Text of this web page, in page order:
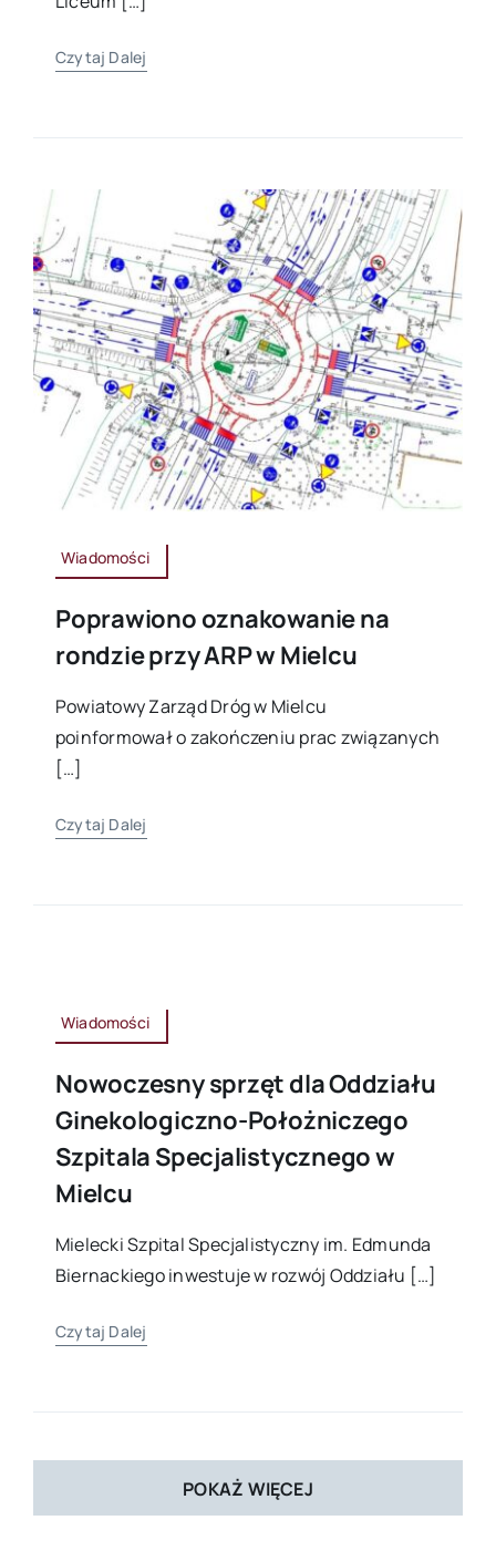
Czytaj Dalej
Wiadomości
Poprawiono oznakowanie na
rondzie przy ARP w Mielcu
Powiatowy Zarząd Dróg w Mielcu
poinformował o zakończeniu prac związanych
[…]
Czytaj Dalej
Wiadomości
Nowoczesny sprzęt dla Oddziału
Ginekologiczno-Położniczego
Szpitala Specjalistycznego w
Mielcu
Mielecki Szpital Specjalistyczny im. Edmunda
Biernackiego inwestuje w rozwój Oddziału […]
Czytaj Dalej
POKAŻ WIĘCEJ